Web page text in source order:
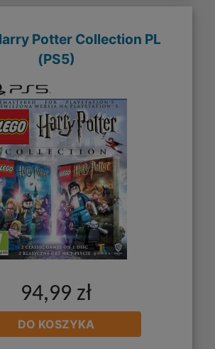
Potter Collection PL
(PS5)
94,99 zł
DO KOSZYKA